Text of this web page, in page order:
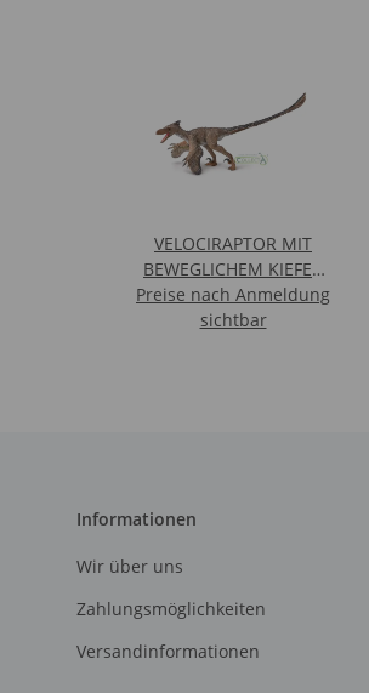
VELOCIRAPTOR MIT
BEWEGLICHEM KIEFER
1:6 (DELUXE)
Preise nach Anmeldung
sichtbar
Informationen
Wir über uns
Zahlungsmöglichkeiten
Versandinformationen